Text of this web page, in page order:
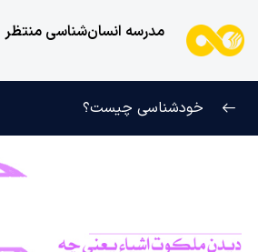
مدرسه انسان‌شناسی منتظر
کودک عزیز روان
خودشناسی چیست؟